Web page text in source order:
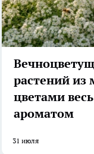
растений из
цветами
ароматом
31 июля